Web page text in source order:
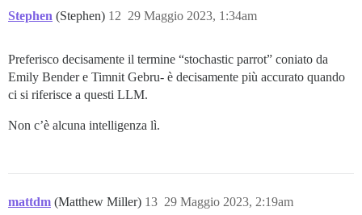
Stephen (Stephen) 29 Maggio 2023, 1:34am
12
Preferisco decisamente il termine “stochastic parrot” coniato da
Emily Bender e Timnit Gebru- è decisamente più accurato quando
ci si riferisce a questi LLM.
Non c’è alcuna intelligenza lì.
mattdm (Matthew Miller) 29 Maggio 2023, 2:19am
13